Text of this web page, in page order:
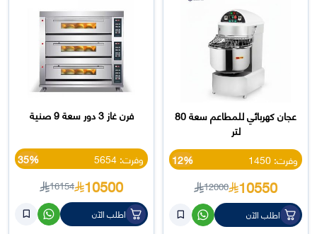
عجان كهربائي للمطاعم سعة 80
لتر
وفرت: 1450
12%
10550
12000
اطلب الآن
فرن غاز 3 دور سعة 9 صنية
وفرت: 5654 35%
10500
16154
اطلب الآن